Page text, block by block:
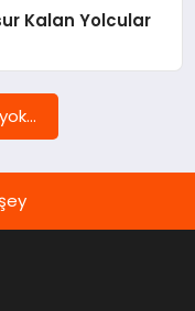
Kalan Yolcular